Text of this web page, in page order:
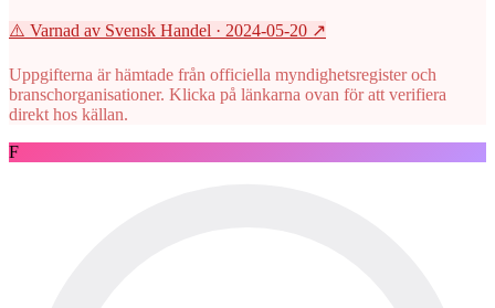
⚠️ Varnad av Svensk Handel · 2024-05-20 ↗
Uppgifterna är hämtade från officiella myndighetsregister och
branschorganisationer. Klicka på länkarna ovan för att verifiera
direkt hos källan.
F